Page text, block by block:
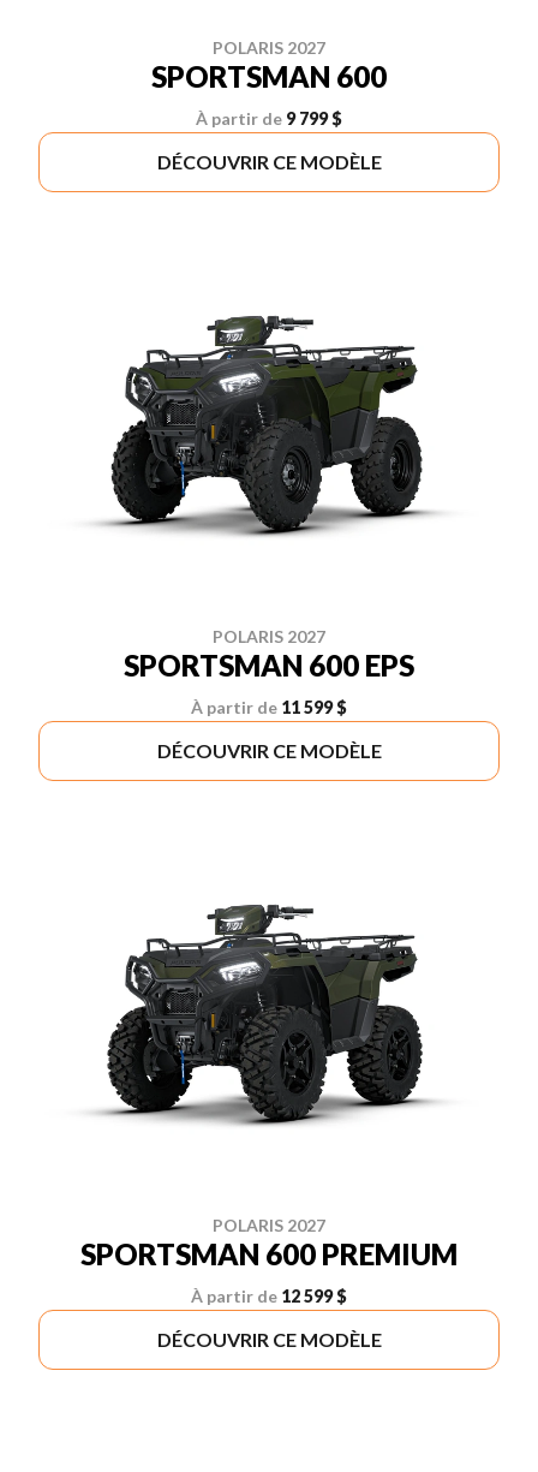
POLARIS 2027
SPORTSMAN 600
À partir de 9 799 $
DÉCOUVRIR CE MODÈLE
POLARIS 2027
SPORTSMAN 600 EPS
À partir de 11 599 $
DÉCOUVRIR CE MODÈLE
POLARIS 2027
SPORTSMAN 600 PREMIUM
À partir de 12 599 $
DÉCOUVRIR CE MODÈLE